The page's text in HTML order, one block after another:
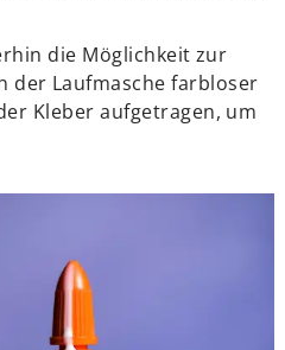
die Möglichkeit zur
der Laufmasche farbloser
Kleber aufgetragen, um